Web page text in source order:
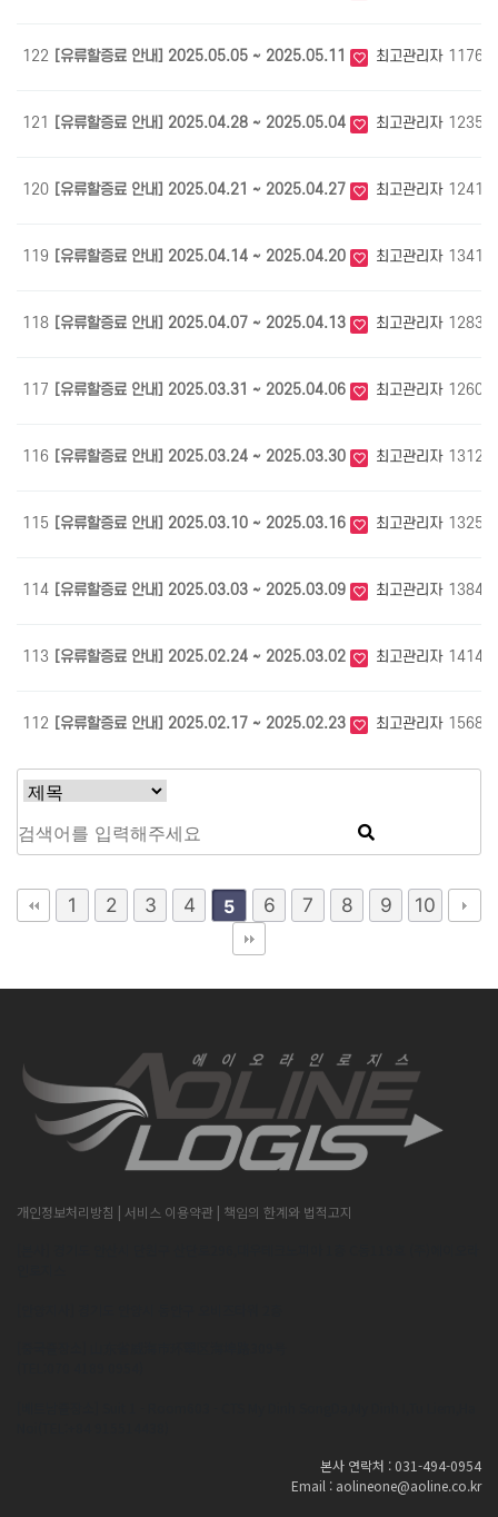
122 [유류할증료 안내] 2025.05.05 ~ 2025.05.11 최고관리자 1176
121 [유류할증료 안내] 2025.04.28 ~ 2025.05.04 최고관리자 1235
120 [유류할증료 안내] 2025.04.21 ~ 2025.04.27 최고관리자 1241
119 [유류할증료 안내] 2025.04.14 ~ 2025.04.20 최고관리자 1341
118 [유류할증료 안내] 2025.04.07 ~ 2025.04.13 최고관리자 1283
117 [유류할증료 안내] 2025.03.31 ~ 2025.04.06 최고관리자 1260
116 [유류할증료 안내] 2025.03.24 ~ 2025.03.30 최고관리자 1312
115 [유류할증료 안내] 2025.03.10 ~ 2025.03.16 최고관리자 1325
114 [유류할증료 안내] 2025.03.03 ~ 2025.03.09 최고관리자 1384
113 [유류할증료 안내] 2025.02.24 ~ 2025.03.02 최고관리자 1414
112 [유류할증료 안내] 2025.02.17 ~ 2025.02.23 최고관리자 1568
1 2 3 4 5 6 7 8 9 10
개인정보처리방침 | 서비스 이용약관 | 책임의 한계와 법적고지
본사 연락처 : 031-494-0954
Email : aolineone@aoline.co.kr